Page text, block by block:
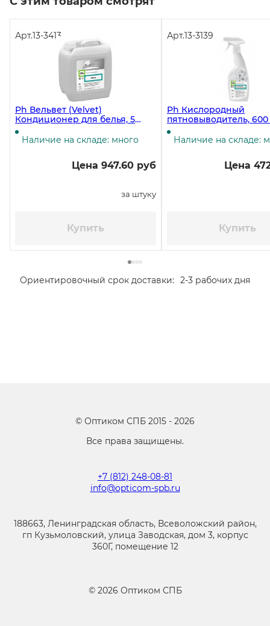
Арт.13-3413
Ph Вельвет (Velvet)
Кондиционер для белья, 5
литров ЧЗ
Наличие на складе: много
Цена 947.60 руб
за штуку
Купить
Арт.13-3139
Ph Кислородный
пятновыводитель,
Наличие на складе:
Цена
Купить
Ориентировочный срок доставки: 2-3 рабочих дня
© Оптиком СПБ 2015 - 2026
Все права защищены.
+7 (812) 248-08-81
info@opticom-spb.ru
188663, Ленинградская область, Всеволожский район,
гп Кузьмоловский, улица Заводская, дом 3, корпус
360Г, помещение 12
© 2026 Оптиком СПБ